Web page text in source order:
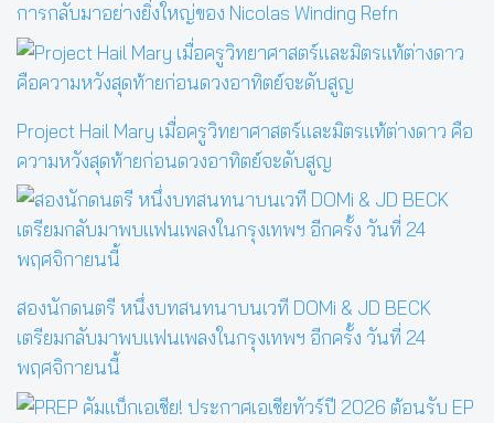
การกลับมาอย่างยิ่งใหญ่ของ Nicolas Winding Refn
Project Hail Mary เมื่อครูวิทยาศาสตร์และมิตรแท้ต่างดาว คือ
ความหวังสุดท้ายก่อนดวงอาทิตย์จะดับสูญ
สองนักดนตรี หนึ่งบทสนทนาบนเวที DOMi & JD BECK
เตรียมกลับมาพบแฟนเพลงในกรุงเทพฯ อีกครั้ง วันที่ 24
พฤศจิกายนนี้